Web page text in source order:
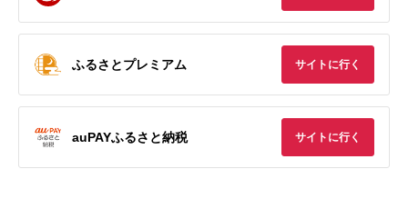
ふるさとプレミアム サイトに行く
auPAYふるさと納税 サイトに行く